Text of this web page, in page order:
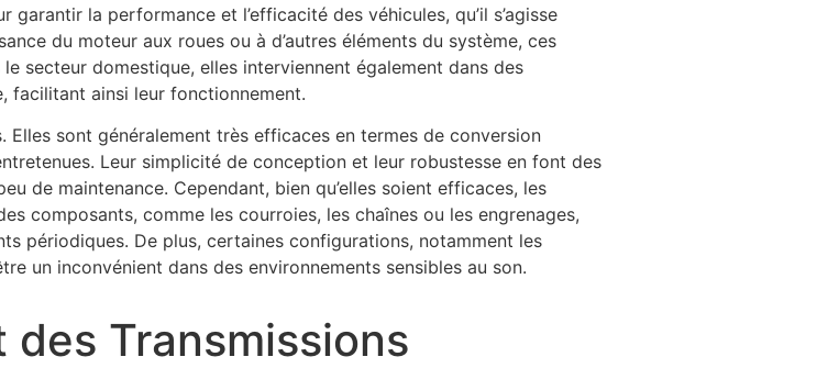
garantir la performance et l’efficacité des véhicules, qu’il s’agisse
du moteur aux roues ou à d’autres éléments du système, ces
secteur domestique, elles interviennent également dans des
facilitant ainsi leur fonctionnement.
Elles sont généralement très efficaces en termes de conversion
Leur simplicité de conception et leur robustesse en font des
de maintenance. Cependant, bien qu’elles soient efficaces, les
composants, comme les courroies, les chaînes ou les engrenages,
périodiques. De plus, certaines configurations, notamment les
un inconvénient dans des environnements sensibles au son.
des Transmissions